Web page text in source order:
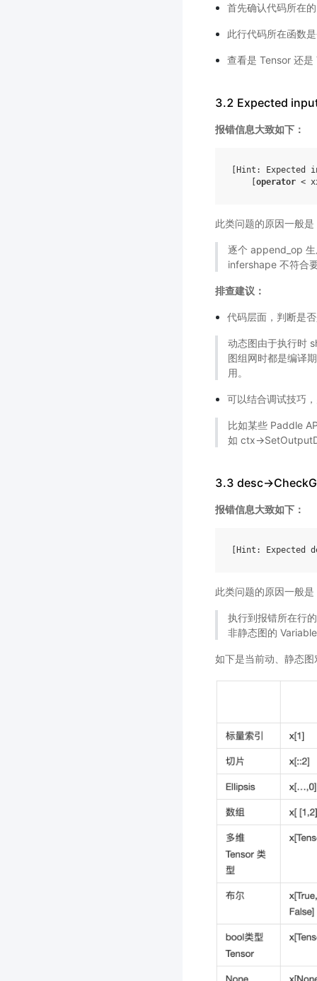
首先确认代码所在
此行代码所在函数
查看是 Tensor 还
3.2 Expected
报错信息大致如下：
[Hint : Expected
[operator <
此类问题的原因一般是
逐个 append_op
infershape 不符合
排查建议：
代码层面，判断是
动态图由于执行时
图组网时都是编译
用。
可以结合调试技巧
比如某些 Paddle
如 ctx-
3.3 desc-
报错信息大致如下：
Hint : Expected
此类问题的原因一般是
执行到报错所在行
非静态图的
如下是当前动、静态